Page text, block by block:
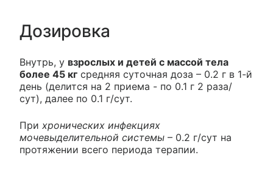
Дозировка
Внутрь, у взрослых и детей с массой тела
более 45 кг средняя суточная доза – 0.2 г в 1-й
день (делится на 2 приема - по 0.1 г 2 раза/
сут), далее по 0.1 г/сут.
При хронических инфекциях
мочевыделительной системы – 0.2 г/сут на
протяжении всего периода терапии.